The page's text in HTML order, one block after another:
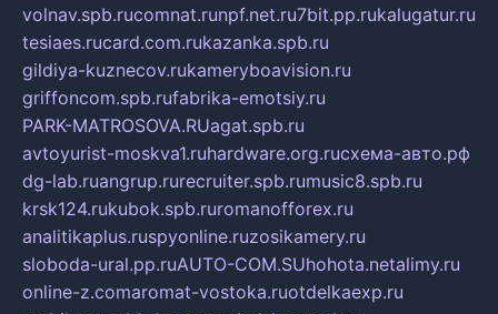
volnav.spb.rucomnat.runpf.net.ru7bit.pp.rukalugatur.ru
tesiaes.rucard.com.rukazanka.spb.ru
gildiya-kuznecov.rukameryboavision.ru
griffoncom.spb.rufabrika-emotsiy.ru
PARK-MATROSOVA.RUagat.spb.ru
avtoyurist-moskva1.ruhardware.org.ruсхема-авто.рф
dg-lab.ruangrup.rurecruiter.spb.rumusic8.spb.ru
krsk124.rukubok.spb.ruromanofforex.ru
analitikaplus.ruspyonline.ruzosikamery.ru
sloboda-ural.pp.ruAUTO-COM.SUhohota.netalimy.ru
online-z.comaromat-vostoka.ruotdelkaexp.ru